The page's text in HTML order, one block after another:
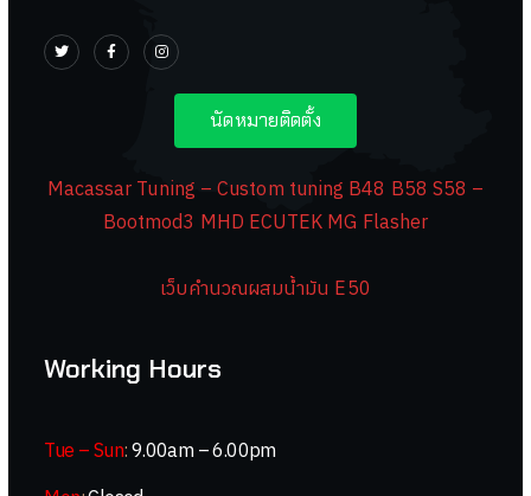
นัดหมายติดตั้ง
Macassar Tuning – Custom tuning B48 B58 S58 –
Bootmod3 MHD ECUTEK MG Flasher
เว็บคำนวณผสมน้ำมัน E50
Working Hours
Tue – Sun: 9.00am – 6.00pm